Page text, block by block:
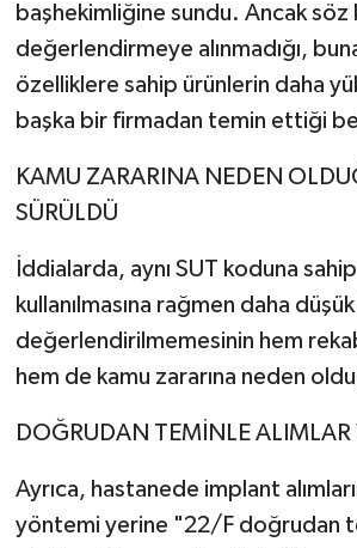
başhekimliğine sundu. Ancak söz
değerlendirmeye alınmadığı,
özelliklere sahip ürünlerin daha
başka bir firmadan temin ettiği
KAMU ZARARINA NEDEN
SÜRÜLDÜ
İddialarda, aynı SUT koduna
kullanılmasına rağmen daha
değerlendirilmemesinin hem
hem de kamu zararına neden
DOĞRUDAN TEMİNLE ALIMLAR
Ayrıca, hastanede implant
yöntemi yerine "22/F doğrudan